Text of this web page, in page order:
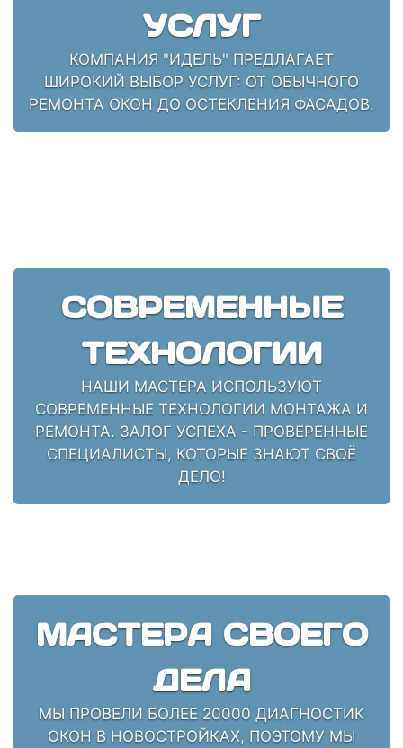
УСЛУГ
КОМПАНИЯ "ИДЕЛЬ" ПРЕДЛАГАЕТ
ШИРОКИЙ ВЫБОР УСЛУГ: ОТ ОБЫЧНОГО
РЕМОНТА ОКОН ДО ОСТЕКЛЕНИЯ ФАСАДОВ.
СОВРЕМЕННЫЕ
ТЕХНОЛОГИИ
НАШИ МАСТЕРА ИСПОЛЬЗУЮТ
СОВРЕМЕННЫЕ ТЕХНОЛОГИИ МОНТАЖА И
РЕМОНТА. ЗАЛОГ УСПЕХА - ПРОВЕРЕННЫЕ
СПЕЦИАЛИСТЫ, КОТОРЫЕ ЗНАЮТ СВОЁ
ДЕЛО!
МАСТЕРА СВОЕГО
ДЕЛА
МЫ ПРОВЕЛИ БОЛЕЕ 20000 ДИАГНОСТИК
ОКОН В НОВОСТРОЙКАХ, ПОЭТОМУ МЫ